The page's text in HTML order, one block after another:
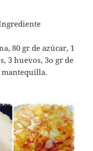
80 gr de azúcar, 1
3 huevos, 3o gr de
mantequilla.